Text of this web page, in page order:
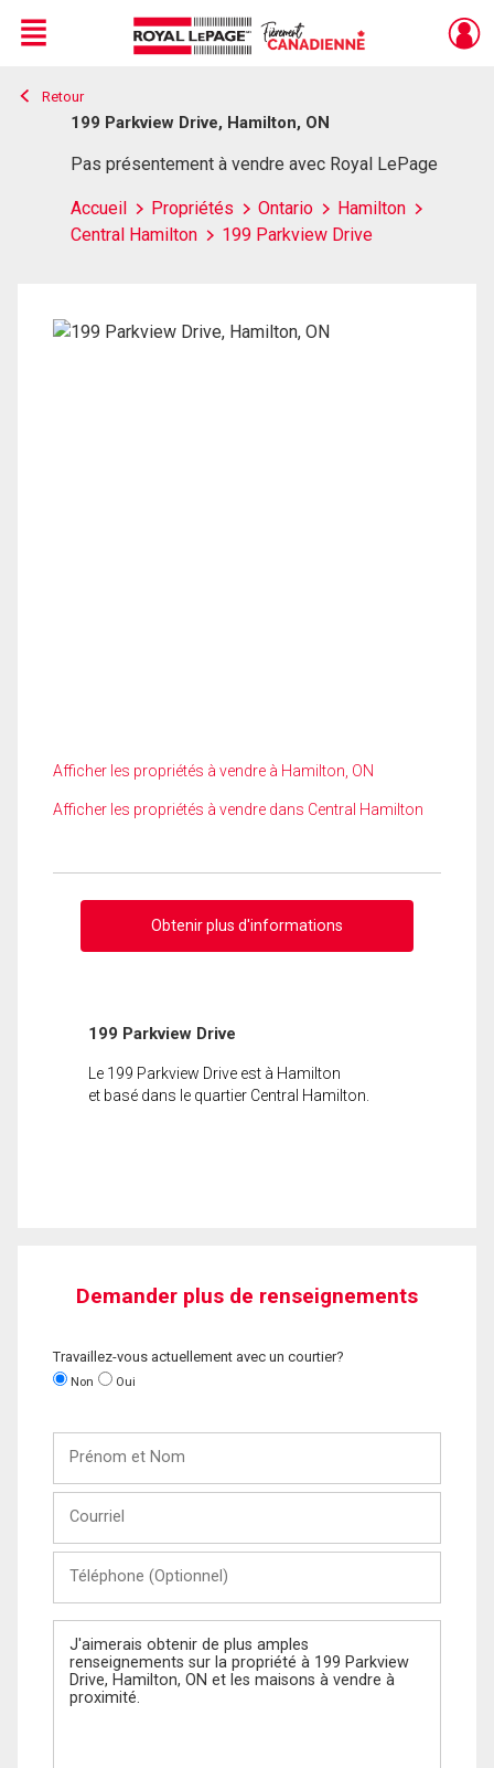
Live
En Direct
Menu
Retour
199 Parkview Drive, Hamilton, ON
Pas présentement à vendre avec Royal LePage
Accueil Propriétés Ontario
Hamilton
Central Hamilton
199 Parkview Drive
Afficher les propriétés à vendre à Hamilton, ON
Afficher les propriétés à vendre dans Central Hamilton
Obtenir plus d'informations
199 Parkview Drive
Le 199 Parkview Drive est à Hamilton
et basé dans le quartier Central Hamilton.
Demander plus de renseignements
Travaillez-vous actuellement avec un courtier?
Non Oui
Nom
(Optionnel)
Message